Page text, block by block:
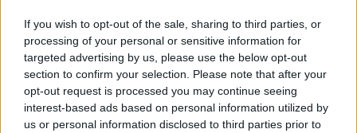
If you wish to opt-out of the sale, sharing to third parties, or
processing of your personal or sensitive information for
targeted advertising by us, please use the below opt-out
section to confirm your selection. Please note that after your
opt-out request is processed you may continue seeing
interest-based ads based on personal information utilized by
us or personal information disclosed to third parties prior to
Μουντιάλ 2026: Αγγλία και Αργεντινή «πέταξαν»
για τα ημιτελικά και θα «μονομαχήσουν» για τον
τελικό
Νορβηγία και Ελβετία έβαλαν «δύσκολα» σε Αγγλία και
Αργεντινή αλλά «λύγισαν» στην παράταση.